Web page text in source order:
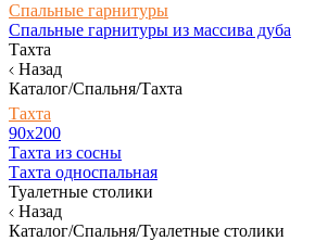
Спальные гарнитуры
Спальные гарнитуры из массива дуба
Тахта
Назад
Каталог/Спальня/Тахта
Тахта
90х200
Тахта из сосны
Тахта односпальная
Туалетные столики
Назад
Каталог/Спальня/Туалетные столики